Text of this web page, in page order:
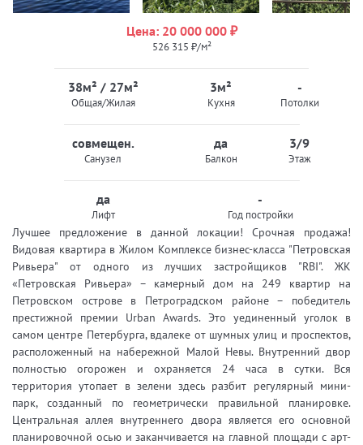
Цена: 20 000 000 ₽
526 315 ₽/м²
38м² / 27м²
Общая/Жилая
3м²
Кухня
-
Потолки
совмещен.
Санузел
да
Балкон
3/9
Этаж
да
Лифт
-
Год постройки
Лучшее предложение в данной локации! Срочная продажа!
Видовая квартира в Жилом Комплексе бизнес-класса "Петровская
Ривьера" от одного из лучших застройщиков "RBI". ЖК
«Петровская Ривьера» – камерный дом на 249 квартир на
Петровском острове в Петроградском районе – победитель
престижной премии Urban Awards. Это уединенный уголок в
самом центре Петербурга, вдалеке от шумных улиц и проспектов,
расположенный на набережной Малой Невы. Внутренний двор
полностью огорожен и охраняется 24 часа в сутки. Вся
территория утопает в зелени здесь разбит регулярный мини-
парк, созданный по геометрически правильной планировке.
Центральная аллея внутреннего двора является его основной
планировочной осью и заканчивается на главной площади с арт-